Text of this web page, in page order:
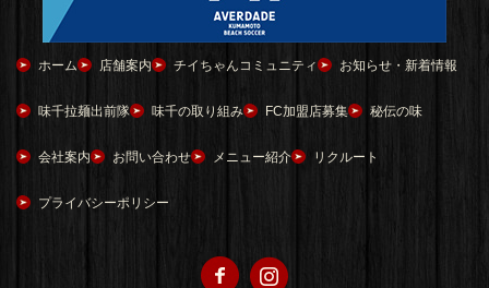
ホーム 店舗案内 チイちゃんコミュニティ お知らせ・新着情報
味千拉麺出前隊 味千の取り組み FC加盟店募集 秘伝の味
会社案内 お問い合わせ メニュー紹介 リクルート
プライバシーポリシー